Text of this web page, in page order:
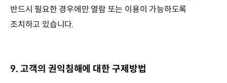
반드시 필요한 경우에만 열람 또는 이용이 가능하도록
조치하고 있습니다.
9. 고객의 권익침해에 대한 구제방법